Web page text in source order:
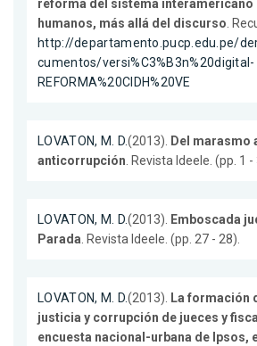
reforma del sistema interamericano
humanos, más allá del discurso.
http://departamento.pucp.edu.pe/
cumentos/versi%C3%B3n%20digital-
REFORMA%20CIDH%20VE
LOVATON, M. D.(2013). Del marasmo
anticorrupción. Revista Ideele. (pp. 1 -
LOVATON, M. D.(2013). Emboscada
Parada. Revista Ideele. (pp. 27 - 28).
LOVATON, M. D.(2013). La formación
justicia y corrupción de jueces y
encuesta nacional-urbana de Ipsos,